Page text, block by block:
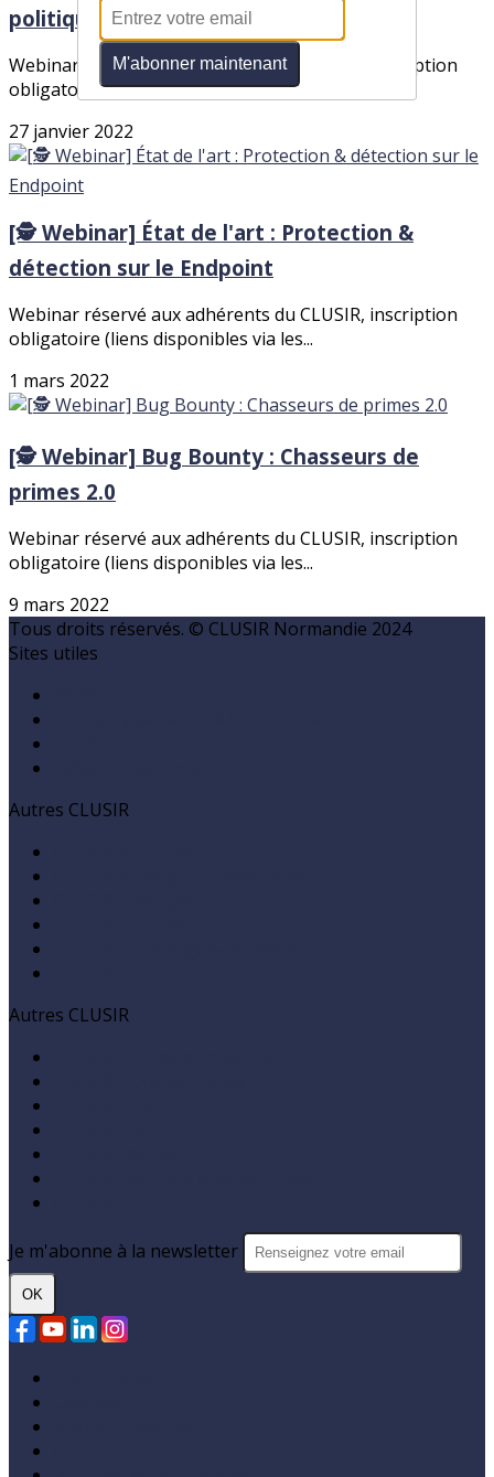
politique de sécurité ?
Webinar réservé aux adhérents du CLUSIR, inscription
obligatoire (liens disponibles via les...
27 janvier 2022
[🕵️ Webinar] État de l'art : Protection &
détection sur le Endpoint
Webinar réservé aux adhérents du CLUSIR, inscription
obligatoire (liens disponibles via les...
1 mars 2022
[🕵️ Webinar] Bug Bounty : Chasseurs de
primes 2.0
Webinar réservé aux adhérents du CLUSIR, inscription
obligatoire (liens disponibles via les...
9 mars 2022
Tous droits réservés. © CLUSIR Normandie 2024
Sites utiles
Autres CLUSIR
Autres CLUSIR
Je m'abonne à la newsletter
OK
M'abonner maintenant